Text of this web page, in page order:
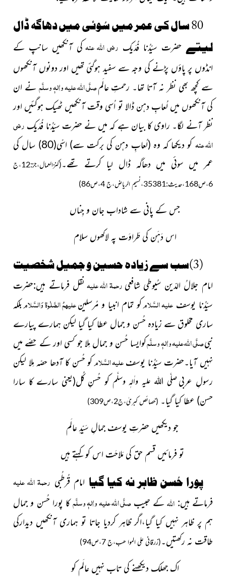
80 سال کی عمر میں سُوئی میں دھاگہ ڈال
لیتے حضرت سیّدُنا فُدَیک رضی اللہ عنہکی آنکھیں سانپ کے
انڈوں پر پاؤں پڑنے کی وجہ سے سفید ہوگئی تھیں اور دونوں آنکھوں
سے کچھ بھی نظر نہ آتا تھا۔ رحمتِ عالَمصلَّی اللہ علیہ واٰلہٖ وسلَّمنے ان
کی آنکھوں میں لُعابِ دہن ڈالا تو اُسی وقت آنکھیں ٹھیک ہوگئیں اور
نظر آنے لگا۔ راوی کا بیان ہے کہ میں نے حضرت سیّدُنا فُدَیک رضی
اللہ عنہ کو دیکھا کہ وہ (لُعابِ دہن کی برکت سے) اسّی(80)
سال کی
عمر میں سوئی میں دھاگہ ڈال لیا کرتے تھے۔
(کنزالعمال،جز:12،ج
6،ص168،حدیث:35381،نسیم الریاض،ج 4،ص86)
جس کے پانی سے شاداب جان و جِناں
اس دَہَن کی طَراوَت پہ لاکھوں سلام
(3)سب سے زیادہ حسین و جمیل شخصیت
امام جلالُ الدّین سُیوطی شافعی رحمۃ اللہ علیہ نقل فرماتے ہیں:حضرت
سیّدُنا یوسف علیہ السَّلامکو تمام انبیا و مُرسلینعلیہمُ الصَّلٰوۃ وَالسَّلامبلکہ
ساری مخلوق سے زیادہ حُسن و جمال عطا کیا گیا لیکن ہمارے پیارے
نبیصلَّی اللہ علیہ واٰلہٖ وسلَّمکوایسا حُسن و جمال مِلا جو کسی اور کے حصّے میں
نہیں آیا۔حضرت سیّدُنا یوسفعلیہ السَّلام کو حُسن کا آدھا حصّہ مِلا لیکن
رسولِ عربیصلَّی اللہ علیہ واٰلہٖ وسلَّم کو حُسنِ کُل(یعنی سارے کا سارا
حسن) عطا کیا گیا۔ (خصائص کبریٰ،ج2،ص309)
جو دیکھیں حضرتِ یوسف جمالِ سَیّدِ عالَم
تو فرمائیں قسم حق کی مَلاحَت اس کو کہتے ہیں
پورا حُسن ظاہر نہ کیا گیا امام قُرطُبی رحمۃ اللہ علیہ
فرماتے ہیں: اللہکے حبیبصلَّی اللہ علیہ واٰلہٖ وسلَّمکا پورا حُسن و جمال
ہم پر ظاہر نہیں کیا گیا،اگر ظاہر کردیا جاتا تو ہماری آنکھیں دیدارکی
طاقت نہ رکھتیں۔(زرقانی علی الموا ھب،ج 7،ص94)
اک جھلک دیکھنے کی تاب نہیں عالَم کو